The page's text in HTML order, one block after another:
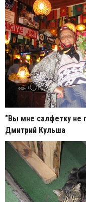
"Вы мне салфетку не
Дмитрий Кульша